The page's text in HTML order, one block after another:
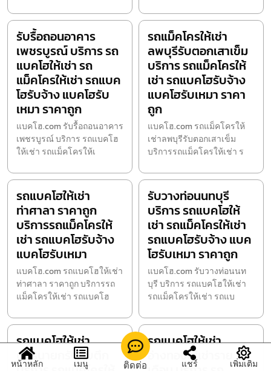
รับรื้อถอนอาคาร
เพชรบูรณ์ บริการ รถ
แบคโฮให้เช่า รถ
แม็คโครให้เช่า รถแบค
โฮรับจ้าง แบคโฮรับ
เหมา ราคาถูก
แบคโฮ.com รับรื้อถอนอาคาร
เพชรบูรณ์ บริการ รถแบคโฮ
ให้เช่า รถแม็คโครให้เ
รถแม็คโครให้เช่า
ลพบุรีรับตอกเสาเข็ม
บริการ รถแม็คโครให้
เช่า รถแบคโฮรับจ้าง
แบคโฮรับเหมา ราคา
ถูก
แบคโฮ.com รถแม็คโครให้
เช่าลพบุรีรับตอกเสาเข็ม
บริการรถแม็คโครให้เช่า ร
รถแบคโฮให้เช่า
ท่าศาลา ราคาถูก
บริการรถแม็คโครให้
เช่า รถแบคโฮรับจ้าง
แบคโฮรับเหมา
แบคโฮ.com รถแบคโฮให้เช่า
ท่าศาลา ราคาถูก บริการรถ
แม็คโครให้เช่า รถแบคโฮ
รับวางท่อนนทบุรี
บริการ รถแบคโฮให้
เช่า รถแม็คโครให้เช่า
รถแบคโฮรับจ้าง แบค
โฮรับเหมา ราคาถูก
แบคโฮ.com รับวางท่อนนท
บุรี บริการ รถแบคโฮให้เช่า
รถแม็คโครให้เช่า รถแบ
รถแบคโฮให้เช่า
นครนายกรับทุบตึก
รถแบคโฮให้เช่า
อ่างทองให้เช่าราย
หน้าหลัก เมนู ติดต่อ แชร์ เพิ่มเติม